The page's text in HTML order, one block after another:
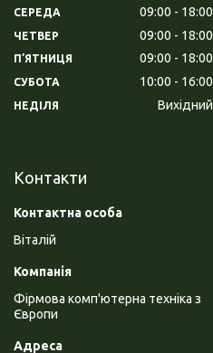
СЕРЕДА 09:00 18:00
ЧЕТВЕР 09:00 18:00
ПʼЯТНИЦЯ 09:00 18:00
СУБОТА 10:00 16:00
НЕДІЛЯ Вихідний
Контакти
Віталій
Фірмова комп'ютерна техніка з
Європи